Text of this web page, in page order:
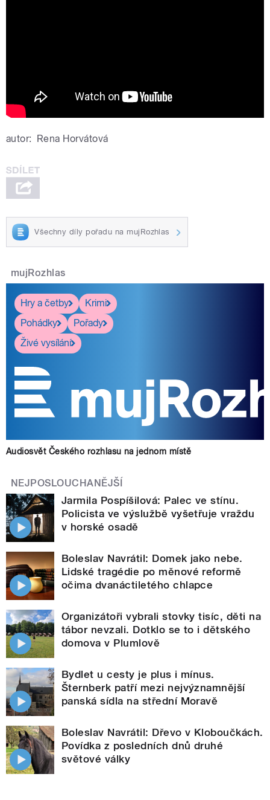
autor: Rena Horvátová
Všechny díly pořadu na mujRozhlas
mujRozhlas
Hry a četby
Krimi
Pohádky
Pořady
Živé vysílání
Audiosvět Českého rozhlasu na jednom místě
NEJPOSLOUCHANĚJŠÍ
Jarmila Pospíšilová: Palec ve stínu.
Policista ve výslužbě vyšetřuje vraždu
v horské osadě
Boleslav Navrátil: Domek jako nebe.
Lidské tragédie po měnové reformě
očima dvanáctiletého chlapce
Organizátoři vybrali stovky tisíc, děti na
tábor nevzali. Dotklo se to i dětského
domova v Plumlově
Bydlet u cesty je plus i mínus.
Šternberk patří mezi nejvýznamnější
panská sídla na střední Moravě
Boleslav Navrátil: Dřevo v Kloboučkách.
Povídka z posledních dnů druhé
světové války